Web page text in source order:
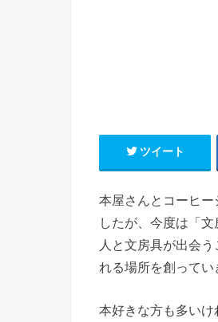
ツイート
本屋さんとコーヒ
したが、今度は「
人と文房具が出会
れる場所を創ってい
本好きな方も多い